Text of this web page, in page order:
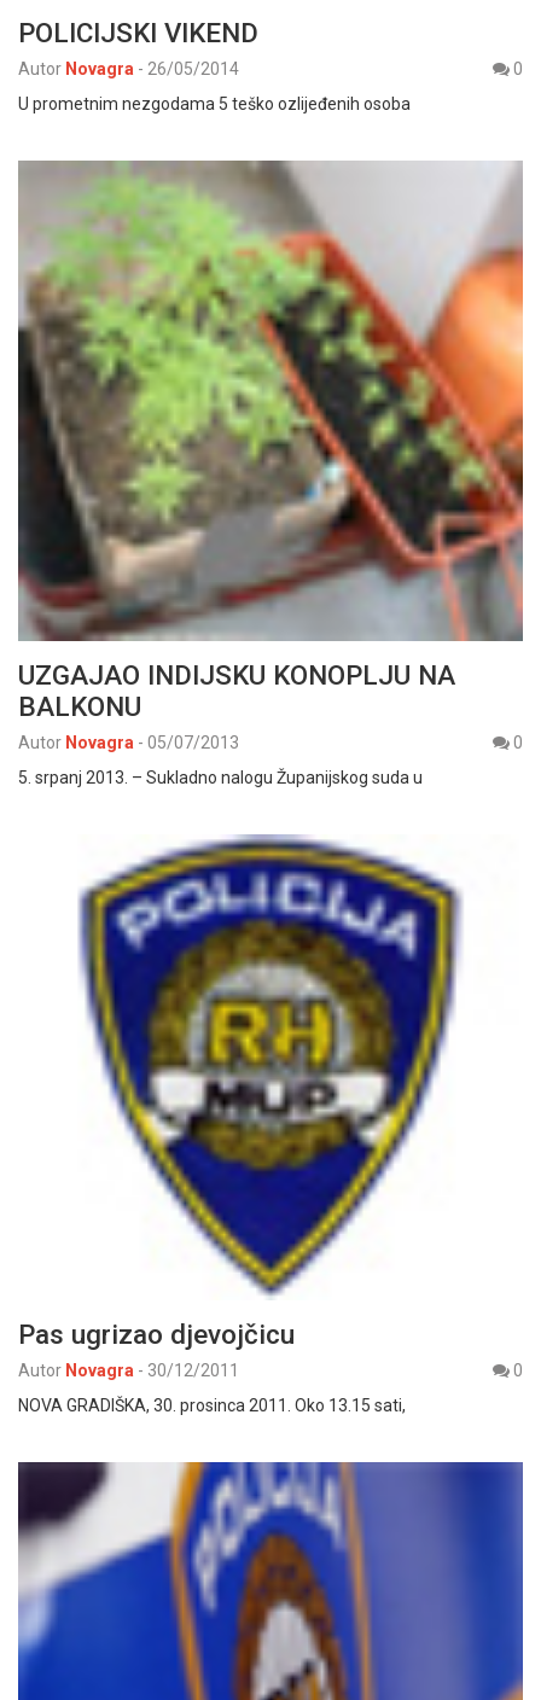
POLICIJSKI VIKEND
Autor Novagra - 26/05/2014
0
U prometnim nezgodama 5 teško ozlijeđenih osoba
UZGAJAO INDIJSKU KONOPLJU NA
BALKONU
Autor Novagra - 05/07/2013
0
5. srpanj 2013. – Sukladno nalogu Županijskog suda u
Pas ugrizao djevojčicu
Autor Novagra - 30/12/2011
0
NOVA GRADIŠKA, 30. prosinca 2011. Oko 13.15 sati,